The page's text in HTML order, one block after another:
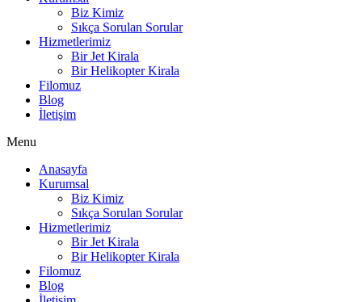
Biz Kimiz
Sıkça Sorulan Sorular
Hizmetlerimiz
Bir Jet Kirala
Bir Helikopter Kirala
Filomuz
Blog
İletişim
Menu
Anasayfa
Kurumsal
Biz Kimiz
Sıkça Sorulan Sorular
Hizmetlerimiz
Bir Jet Kirala
Bir Helikopter Kirala
Filomuz
Blog